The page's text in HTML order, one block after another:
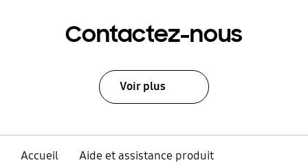
Contactez-nous
Voir plus
Accueil
Aide et assistance produit